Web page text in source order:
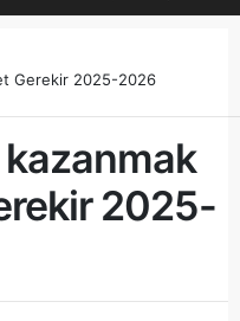
Gerekir 2025-2026
2025-